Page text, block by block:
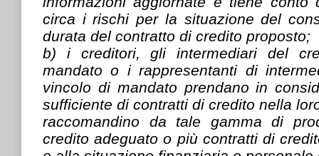
circa i rischi per la situazione del
durata del contratto di credito proposto;
b) i creditori, gli intermediari del
mandato o i rappresentanti di
vincolo di mandato prendano in
sufficiente di contratti di credito nella
raccomandino da tale gamma di
credito adeguato o più contratti di